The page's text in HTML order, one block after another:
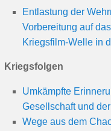
Entlastung der
Vorbereitung auf
Kriegsfilm-Welle in
Kriegsfolgen
Umkämpfte
Gesellschaft und
Wege aus dem